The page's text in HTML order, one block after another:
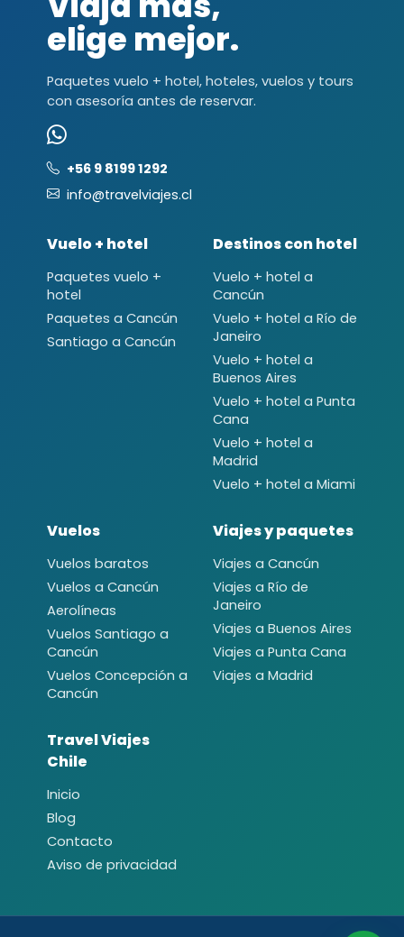
elige mejor.
Paquetes vuelo + hotel, hoteles, vuelos y tours
con asesoría antes de reservar.
+56 9 8199 1292
info@travelviajes.cl
Vuelo + hotel
Paquetes vuelo +
hotel
Paquetes a Cancún
Santiago a Cancún
Destinos con hotel
Vuelo + hotel a
Cancún
Vuelo + hotel a Río de
Janeiro
Vuelo + hotel a
Buenos Aires
Vuelo + hotel a Punta
Cana
Vuelo + hotel a
Madrid
Vuelo + hotel a Miami
Vuelos
Vuelos baratos
Vuelos a Cancún
Aerolíneas
Vuelos Santiago a
Cancún
Vuelos Concepción a
Cancún
Viajes y paquetes
Viajes a Cancún
Viajes a Río de
Janeiro
Viajes a Buenos Aires
Viajes a Punta Cana
Viajes a Madrid
Travel Viajes
Chile
Inicio
Blog
Contacto
Aviso de privacidad